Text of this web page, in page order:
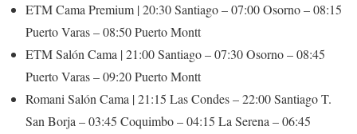
ETM Cama Premium | 20:30 Santiago – 07:00 Osorno – 08:15
Puerto Varas – 08:50 Puerto Montt
ETM Salón Cama | 21:00 Santiago – 07:30 Osorno – 08:45
Puerto Varas – 09:20 Puerto Montt
Romani Salón Cama | 21:15 Las Condes – 22:00 Santiago T.
San Borja – 03:45 Coquimbo – 04:15 La Serena – 06:45